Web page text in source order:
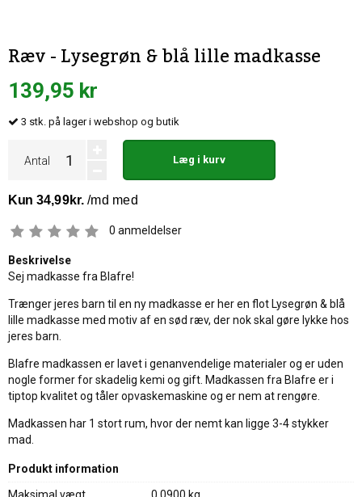
Ræv - Lysegrøn & blå lille madkasse
139,95 kr
3 stk. på lager i webshop og butik
Antal Læg i kurv
0 anmeldelser
Beskrivelse
Sej madkasse fra Blafre!
Trænger jeres barn til en ny madkasse er her en flot Lysegrøn & blå
lille madkasse med motiv af en sød ræv, der nok skal gøre lykke hos
jeres barn.
Blafre madkassen er lavet i genanvendelige materialer og er uden
nogle former for skadelig kemi og gift. Madkassen fra Blafre er i
tiptop kvalitet og tåler opvaskemaskine og er nem at rengøre.
Madkassen har 1 stort rum, hvor der nemt kan ligge 3-4 stykker
mad.
Produkt information